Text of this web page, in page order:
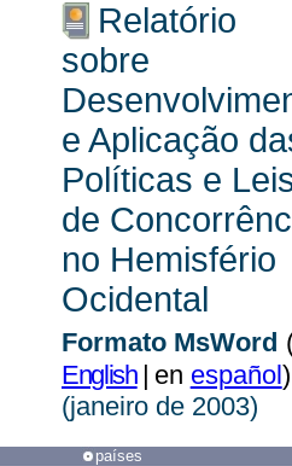
Relatório
sobre
e Aplicação
Políticas e
de
no Hemisfério
Ocidental
Formato MsWord (
English| en español)
(janeiro de 2003)
países